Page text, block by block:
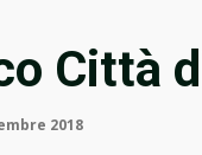
Città
2018